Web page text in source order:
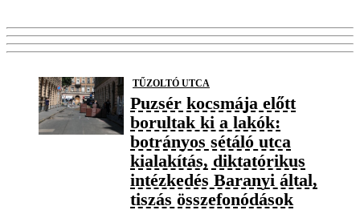
TŰZOLTÓ UTCA
Puzsér kocsmája előtt
borultak ki a lakók:
botrányos sétáló utca
kialakítás, diktatórikus
intézkedés Baranyi által,
tiszás összefonódások